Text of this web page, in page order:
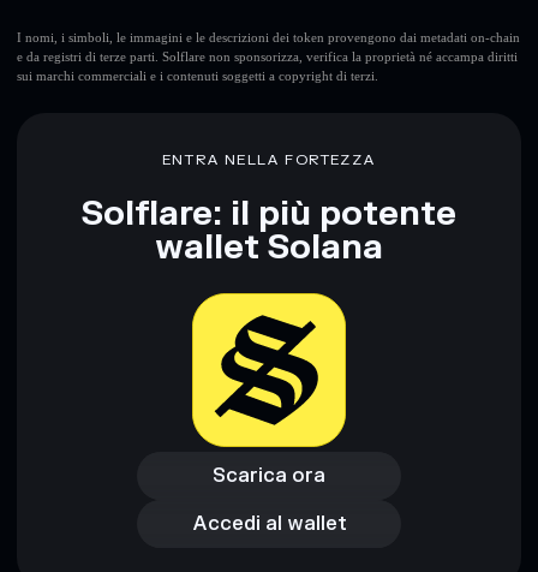
I nomi, i simboli, le immagini e le descrizioni dei token provengono dai metadati on-chain
e da registri di terze parti. Solflare non sponsorizza, verifica la proprietà né accampa diritti
sui marchi commerciali e i contenuti soggetti a copyright di terzi.
ENTRA NELLA FORTEZZA
Solflare: il più potente
wallet Solana
Scarica ora
Scarica ora
Accedi al wallet
Accedi al wallet